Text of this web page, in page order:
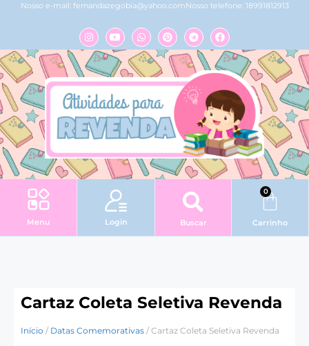
Nosso e-mail: fernandazegobia@yahoo.comNosso telefone: 18991812913
Menu Login Buscar
0
Carrinho
Cartaz Coleta Seletiva Revenda
Início / Datas Comemorativas / Cartaz Coleta Seletiva Revenda